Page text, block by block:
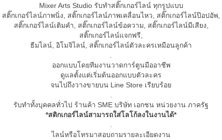
Mixer Arts Studio รับทำสติ๊กเกอร์ไลน์ ทุกรูปแบบ
สติ๊กเกอร์ไลน์ภาพนิ่ง, สติ๊กเกอร์ไลน์ภาพเคลื่อนไหว, สติ๊กเกอร์ไลน์ป๊อปอัพ,
สติ๊กเกอร์ไลน์เติมคำ, สติ๊กเกอร์ไลน์ข้อความ, สติ๊กเกอร์ไลน์มีเสียง,
สติ๊กเกอร์ไลน์แจกฟรี,
ธีมไลน์, อิโมจิไลน์, สติ๊กเกอร์ไลน์ตัวละครเหมือนลูกค้า
ออกแบบโดยทีมงานวาดการ์ตูนมืออาชีพ
ดูแลตั้งแต่เริ่มต้นออกแบบตัวละคร
จนไปถึงวางขายบน Line Store เรียบร้อย
รับทำทั้งบุคคลทั่วไป ร้านค้า SME บริษัท เอกชน หน่วยงาน ภาครัฐ
*สติกเกอร์ไลน์สามารถใส่โลโก้ลงในงานได้*
ไลน์หรือโทรมาสอบถามรายละเอียดงาน